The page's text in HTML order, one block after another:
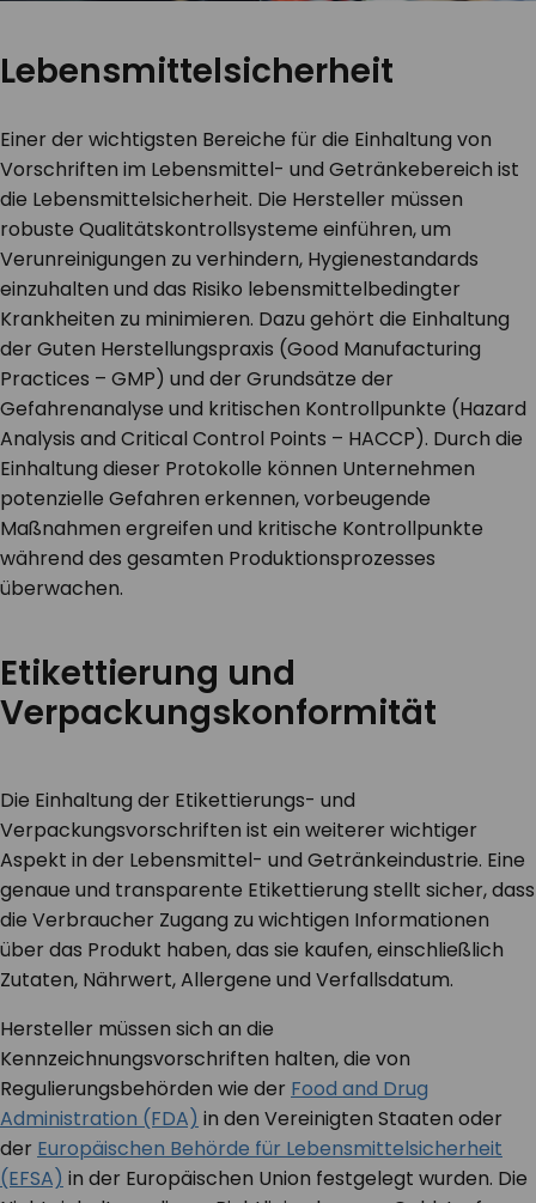
Lebensmittelsicherheit
Einer der wichtigsten Bereiche für die Einhaltung von
Vorschriften im Lebensmittel- und Getränkebereich ist
die Lebensmittelsicherheit. Die Hersteller müssen
robuste Qualitätskontrollsysteme einführen, um
Verunreinigungen zu verhindern, Hygienestandards
einzuhalten und das Risiko lebensmittelbedingter
Krankheiten zu minimieren. Dazu gehört die Einhaltung
der Guten Herstellungspraxis (Good Manufacturing
Practices – GMP) und der Grundsätze der
Gefahrenanalyse und kritischen Kontrollpunkte (Hazard
Analysis and Critical Control Points – HACCP). Durch die
Einhaltung dieser Protokolle können Unternehmen
potenzielle Gefahren erkennen, vorbeugende
Maßnahmen ergreifen und kritische Kontrollpunkte
während des gesamten Produktionsprozesses
überwachen.
Etikettierung und
Verpackungskonformität
Die Einhaltung der Etikettierungs- und
Verpackungsvorschriften ist ein weiterer wichtiger
Aspekt in der Lebensmittel- und Getränkeindustrie. Eine
genaue und transparente Etikettierung stellt sicher, dass
die Verbraucher Zugang zu wichtigen Informationen
über das Produkt haben, das sie kaufen, einschließlich
Zutaten, Nährwert, Allergene und Verfallsdatum.
Hersteller müssen sich an die
Kennzeichnungsvorschriften halten, die von
Regulierungsbehörden wie der Food and Drug
Administration (FDA) in den Vereinigten Staaten oder
der Europäischen Behörde für Lebensmittelsicherheit
(EFSA) in der Europäischen Union festgelegt wurden. Die